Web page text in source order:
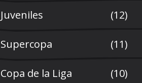
Juveniles (12)
Supercopa (11)
Copa de la Liga (10)